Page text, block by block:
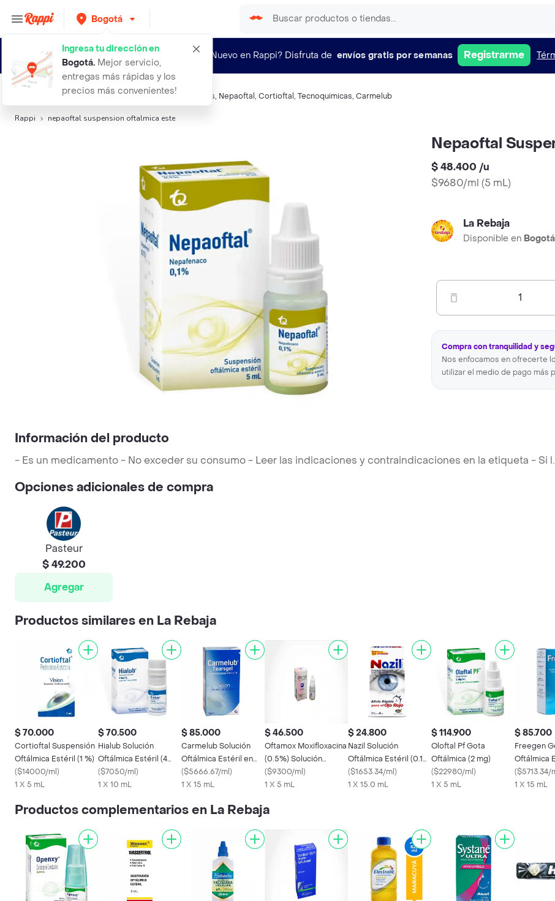
Bogotá
Ingresa tu dirección en
Bogotá. Mejor servicio,
entregas más rápidas y los
precios más convenientes!
¿Nuevo en Rappi? Disfruta de envíos gratis por semanas Registrarme
Búsquedas relacionadas:Gotas, lubricantes y lágrimas, Nepaoftal , Cortioftal , Tecnoquimicas, Carmelub
Rappi nepaoftal suspension oftalmica este
Nepaoftal
$ 48.400 /u
$9680/ml (5 mL)
La Rebaja
Disponible en Bogotá
1
Compra con tranquilidad y
Nos enfocamos en ofrecerte
utilizar el medio de pago más
Información del producto
- Es un medicamento - No exceder su consumo - Leer las indicaciones y contraindicaciones en la etiqueta - Si l
Opciones adicionales de compra
Pasteur
$ 49.200
Agregar
Productos similares en La Rebaja
$ 70.000
Cortioftal Suspensión
Oftálmica Estéril (1 %)
($14000/ml)
1 X 5 mL
$ 70.500
Hialub Solución
Oftálmica Estéril (4
mg)
($7050/ml)
1 X 10 mL
$ 85.000
Carmelub Solución
Oftálmica Estéril en
Gotas
($5666.67/ml)
1 X 15 mL
$ 46.500
Oftamox Moxifloxacina
(0.5%) Solución
Oftálmica Estéril
($9300/ml)
1 X 5 mL
$ 24.800
Nazil Solución
Oftálmica Estéril (0.1
%)
($1653.34/ml)
1 X 15.0 mL
$ 114.900
Oloftal Pf Gota
Oftálmica (2 mg)
($22980/ml)
1 X 5 mL
$ 85.700
Freegen
Oftálmica
($5713.34/
1 X 15 mL
Productos complementarios en La Rebaja